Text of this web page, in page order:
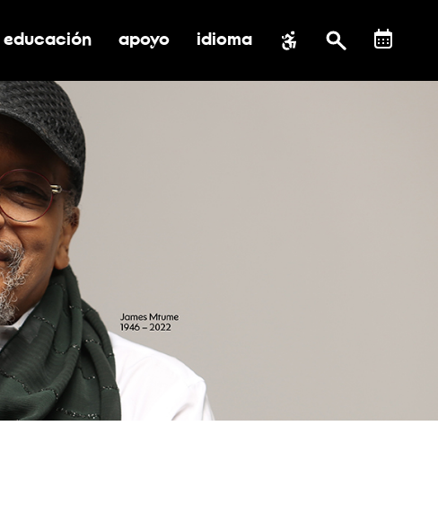
submenú de impacto social
alternar submenú de educación
educación alternar submenú de asistencia
apoyo idioma